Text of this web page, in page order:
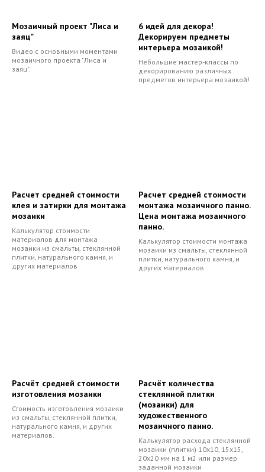
Мозаичный проект "Лиса и
заяц"
Видео с основными моментами
мозаичного проекта "Лиса и
заяц".
6 идей для декора!
Декорируем предметы
интерьера мозаикой!
Небольшие мастер-классы по
декорированию различных
предметов интерьера мозаикой!
Расчет средней стоимости
клея и затирки для монтажа
мозаики
Калькулятор стоимости
материалов для монтажа
мозаики из смальты, стеклянной
плитки, натурального камня, и
других материалов
Расчет средней стоимости
монтажа мозаичного панно.
Цена монтажа мозаичного
панно.
Калькулятор стоимости монтажа
мозаики из смальты, стеклянной
плитки, натурального камня, и
других материалов
Расчёт средней стоимости
изготовления мозаики
Стоимость изготовления мозаики
из смальты, стеклянной плитки,
натурального камня, и других
материалов.
Расчёт количества
стеклянной плитки
(мозаики) для
художественного
мозаичного панно.
Калькулятор расхода стеклянной
мозаики (плитки) 10х10, 15х15,
20х20 мм на 1 м2 или размер
заданной мозаики